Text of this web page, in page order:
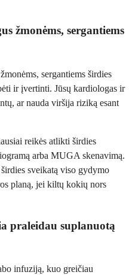
žmonėms, sergantiems
sergantiems širdies
ir įvertinti. Jūsų kardiologas ir
ar nauda viršija riziką esant
reikės atlikti širdies
arba MUGA skenavimą.
sveikatą viso gydymo
planą, jei kiltų kokių nors
praleidau suplanuotą
infuziją, kuo greičiau